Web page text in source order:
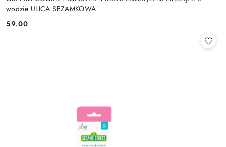
wodzie ULICA SEZAMKOWA
Cena:
59.00